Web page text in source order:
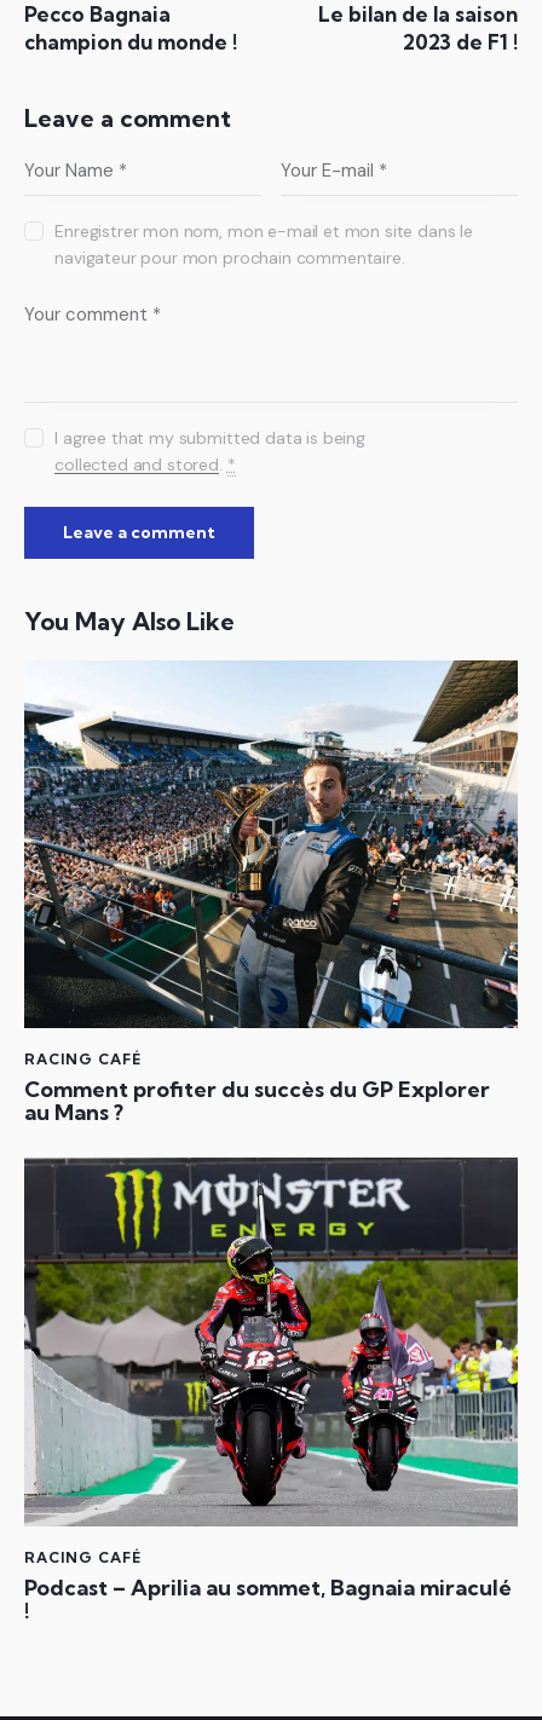
Pecco Bagnaia
champion du monde !
Le bilan de la saison
2023 de F1 !
Leave a comment
Enregistrer mon nom, mon e-mail et mon site dans le
navigateur pour mon prochain commentaire.
I agree that my submitted data is being
collected and stored *
You May Also Like
RACING CAFÉ
Comment profiter du succès du GP Explorer
au Mans ?
RACING CAFÉ
Podcast – Aprilia au sommet, Bagnaia miraculé
!